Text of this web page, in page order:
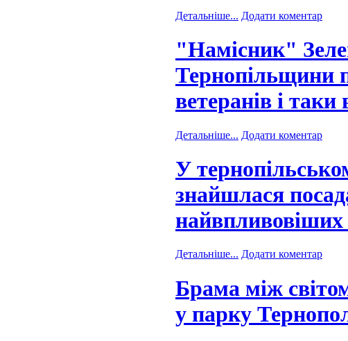
Детальніше... Додати коментар
"Намісник"
Тернопільщини
ветеранів і
Детальніше... Додати коментар
У
знайшлася
найвпливовіших
Детальніше... Додати коментар
Брама між
у парку